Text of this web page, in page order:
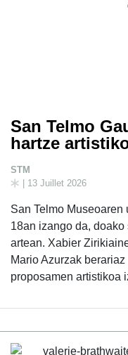
San Telmo
hartze
STM
| 13 Juillet 2026
San Telmo
18an izango da,
artean. Xabier
Mario Azurzak
proposamen artistikoa